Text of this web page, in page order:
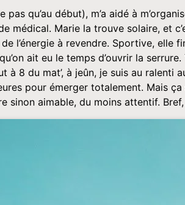
pas qu’au début), m’a aidé à
médical. Marie la trouve solaire, et
l’énergie à revendre. Sportive,
ait eu le temps d’ouvrir la
à 8 du mat’, à jeûn, je suis au
pour émerger totalement. Mais
sinon aimable, du moins attentif.